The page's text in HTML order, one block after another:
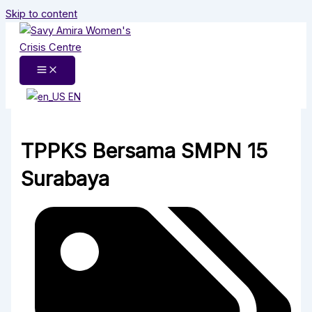
Skip to content
EN
TPPKS Bersama SMPN 15
Surabaya